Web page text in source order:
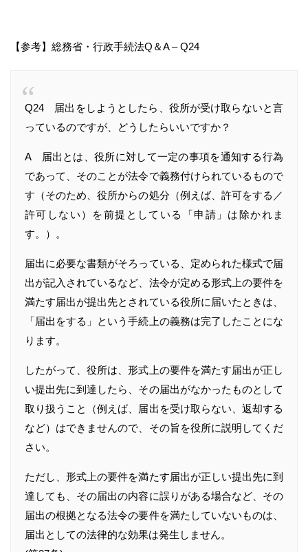
【参考】総務省・行政手続法Q＆A – Q24
Q24 届出をしようとしたら、役所が受け取らないと言
っているのですが、どうしたらいいですか？
A 届出とは、役所に対して一定の事項を通知する行為
であって、そのことが法令で義務付けられているもので
す（そのため、役所からの処分（例えば、許可をする／
許可しない）を前提としている「申請」は除かれま
す。）。
届出に必要な書類がそろっている、定められた様式で届
出が記入されているなど、法令が定める形式上の要件を
満たす届出が提出先とされている役所に届いたときは、
「届出をする」という手続上の義務は完了したことにな
ります。
したがって、役所は、形式上の要件を満たす届出が正し
い提出先に到達したら、その届出がなかったものとして
取り扱うこと（例えば、届出を受け取らない、返却する
など）はできませんので、その旨を役所に説明してくだ
さい。
ただし、形式上の要件を満たす届出が正しい提出先に到
達しても、その届出の内容に誤りがある場合など、その
届出の根拠となる法令の要件を満たしていないものは、
届出としての法律的な効果は発生しません。